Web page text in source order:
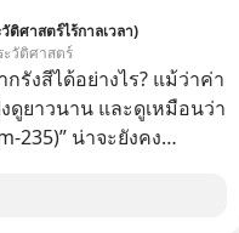
น? นี่คือกลไกพื้น
นัก
บายไว้เมื่อ 200 กว่าปี
วามอยากในใจเพื่อ
ร? ติดตามได้ในพอดแค
ศาสตร์ไร้กาลเวลา)
ะวัติศาสตร์
รังสีได้อย่างไร? แม้ว่าค่า
ดูยาวนาน และดูเหมือนว่า
235)” น่าจะยังคง
ช่ภัยคุกคามหลักหลังการ